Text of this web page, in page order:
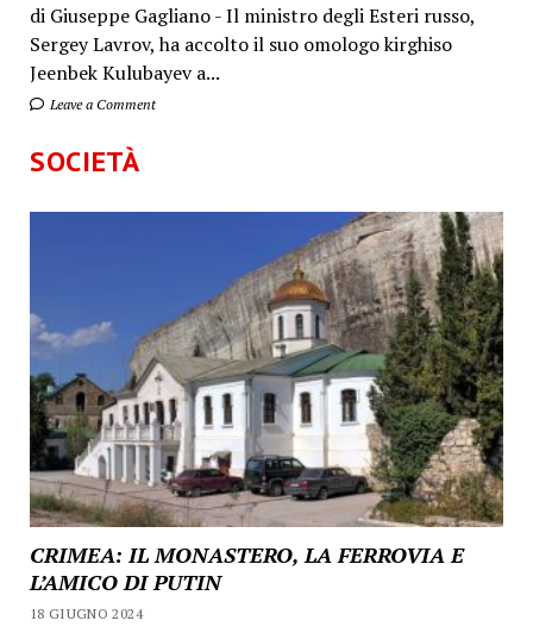
di Giuseppe Gagliano - Il ministro degli Esteri russo,
Sergey Lavrov, ha accolto il suo omologo kirghiso
Jeenbek Kulubayev a...
Leave a Comment
SOCIETÀ
CRIMEA: IL MONASTERO, LA FERROVIA E
L’AMICO DI PUTIN
18 GIUGNO 2024